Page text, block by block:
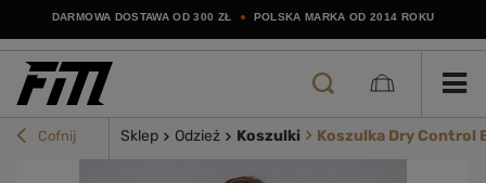
DARMOWA DOSTAWA OD 300 ZŁ POLSKA MARKA OD 2014 ROKU
Cofnij Sklep Odzież Koszulki Koszulka Dry Control